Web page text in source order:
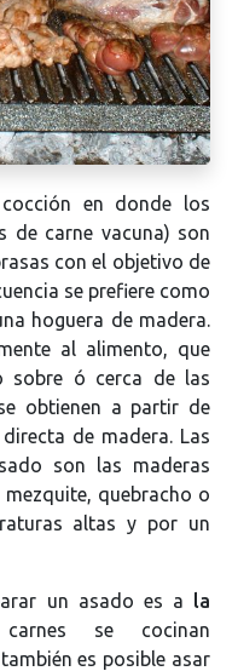
en donde los
de carne vacuna) son
con el objetivo de
se prefiere como
hoguera de madera.
al alimento, que
sobre ó cerca de las
obtienen a partir de
de madera. Las
son las maderas
quebracho o
altas y por un
un asado es a la
se cocinan
es posible asar